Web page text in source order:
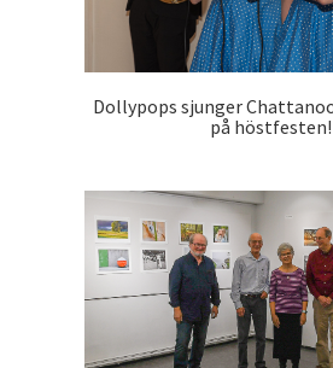
Dollypops sjunger
på höstfesten!